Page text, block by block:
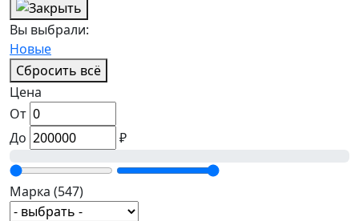
Вы выбрали:
Новые
Сбросить всё
Цена
От
До
₽
Марка (547)